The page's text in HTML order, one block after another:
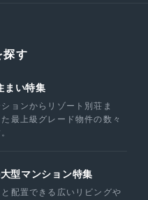
探す
まい特集
ョンからリゾート別荘ま
最上級グレード物件の数々
型マンション特集
配置できる広いリビングや